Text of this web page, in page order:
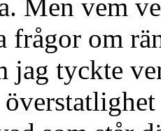
Men vem
frågor om
jag tyckte